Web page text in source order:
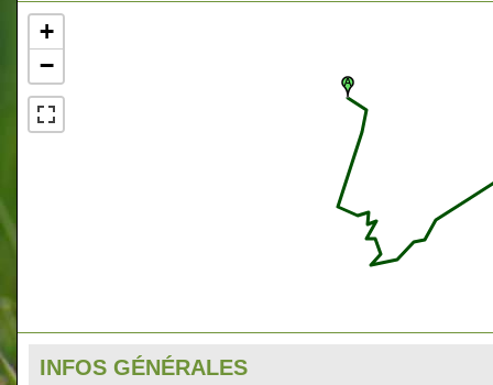
+
−
INFOS GÉNÉRALES